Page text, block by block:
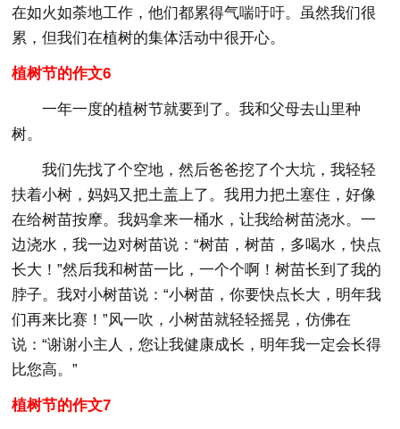
在如火如荼地工作，他们都累得气喘吁吁。虽然我们很
累，但我们在植树的集体活动中很开心。
植树节的作文6
一年一度的植树节就要到了。我和父母去山里种
树。
我们先找了个空地，然后爸爸挖了个大坑，我轻轻
扶着小树，妈妈又把土盖上了。我用力把土塞住，好像
在给树苗按摩。我妈拿来一桶水，让我给树苗浇水。一
边浇水，我一边对树苗说：“树苗，树苗，多喝水，快点
长大！”然后我和树苗一比，一个个啊！树苗长到了我的
脖子。我对小树苗说：“小树苗，你要快点长大，明年我
们再来比赛！”风一吹，小树苗就轻轻摇晃，仿佛在
说：“谢谢小主人，您让我健康成长，明年我一定会长得
比您高。”
植树节的作文7